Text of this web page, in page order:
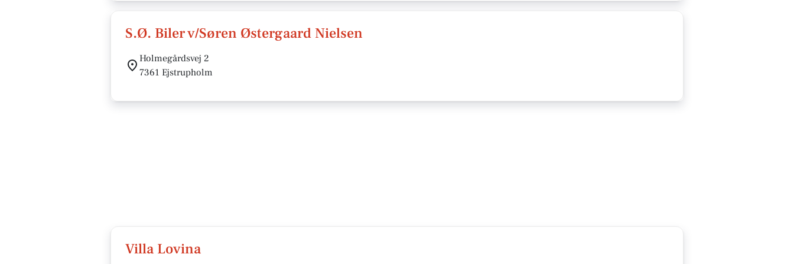
S.Ø. Biler v/Søren Østergaard Nielsen
Holmegårdsvej 2
7361 Ejstrupholm
Villa Lovina